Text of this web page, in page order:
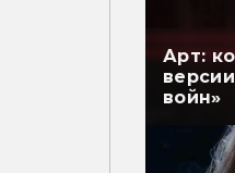
Арт:
войн»